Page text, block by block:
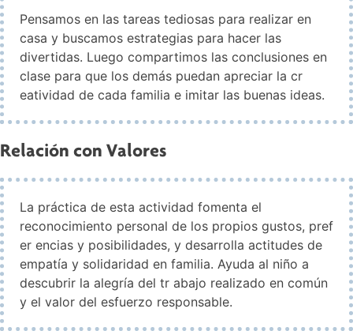
Pensamos en las tareas tediosas para realizar en
casa y buscamos estrategias para hacer las
divertidas. Luego compartimos las conclusiones en
clase para que los demás puedan apreciar la cr
eatividad de cada familia e imitar las buenas ideas.
Relación con Valores
La práctica de esta actividad fomenta el
reconocimiento personal de los propios gustos, pref
er encias y posibilidades, y desarrolla actitudes de
empatía y solidaridad en familia. Ayuda al niño a
descubrir la alegría del tr abajo realizado en común
y el valor del esfuerzo responsable.